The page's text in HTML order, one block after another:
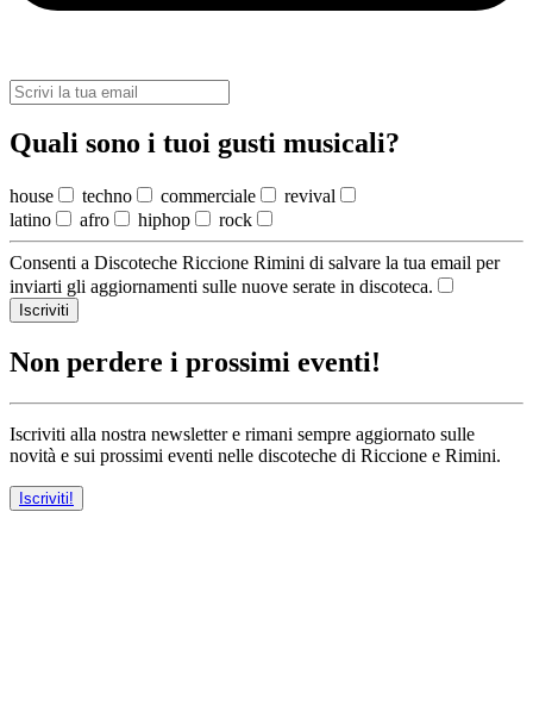
Quali sono i tuoi gusti musicali?
house techno commerciale
revival
latino
afro hiphop rock
Consenti a Discoteche Riccione Rimini di salvare la tua email per
inviarti gli aggiornamenti sulle nuove serate in discoteca.
Iscriviti
Non perdere i prossimi eventi!
Iscriviti alla nostra newsletter e rimani sempre aggiornato sulle
novità e sui prossimi eventi nelle discoteche di Riccione e Rimini.
Iscriviti!